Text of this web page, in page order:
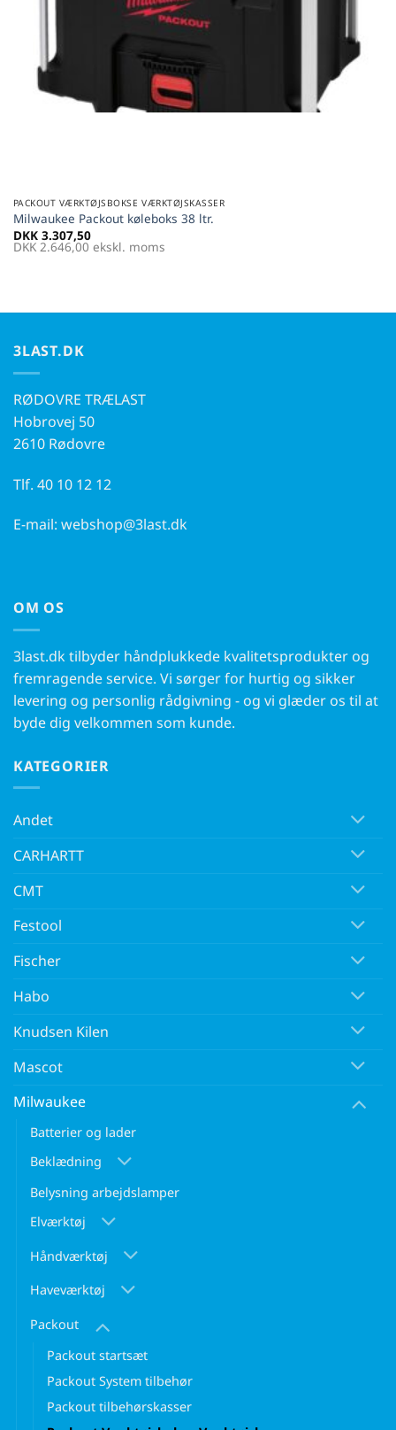
PACKOUT VÆRKTØJSBOKSE VÆRKTØJSKASSER
Milwaukee Packout køleboks 38 ltr.
DKK 3.307,50
DKK 2.646,00 ekskl. moms
3LAST.DK
RØDOVRE TRÆLAST
Hobrovej 50
2610 Rødovre
Tlf. 40 10 12 12
E-mail: webshop@3last.dk
OM OS
3last.dk tilbyder håndplukkede kvalitetsprodukter og
fremragende service. Vi sørger for hurtig og sikker
levering og personlig rådgivning - og vi glæder os til at
byde dig velkommen som kunde.
KATEGORIER
Andet
CARHARTT
CMT
Festool
Fischer
Habo
Knudsen Kilen
Mascot
Milwaukee
Batterier og lader
Beklædning
Belysning arbejdslamper
Elværktøj
Håndværktøj
Haveværktøj
Packout
Packout startsæt
Packout System tilbehør
Packout tilbehørskasser